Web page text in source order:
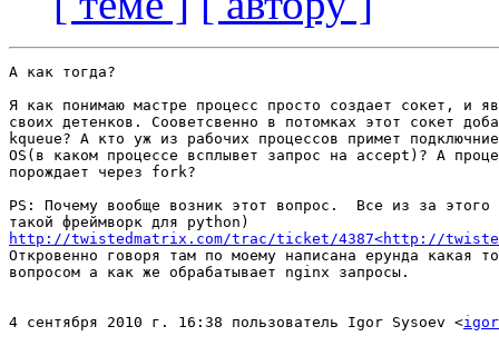
А как тогда?
Я как понимаю мастре процесс просто создает сокет, и
своих детенков. Сооветсвенно в потомках этот сокет
kqueue? А кто уж из рабочих процессов примет
OS(в каком процессе всплывет запрос на accept)? А
порождает через fork?
PS: Почему вообще возник этот вопрос.  Все из за
http://twistedmatrix.com/trac/ticket/4387<http://
Откровенно говоря там по моему написана ерунда какая
вопросом а как же обрабатывает nginx запросы.
4 сентября 2010 г. 16:38 пользователь Igor Sysoev <